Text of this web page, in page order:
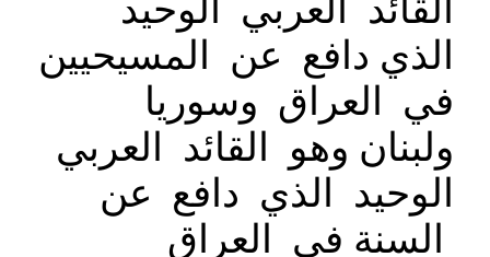
القائد العربي الوحيد
الذي دافع عن المسيحيين
في العراق وسوريا
ولبنان وهو القائد العربي
الوحيد الذي دافع عن
السنة في العراق